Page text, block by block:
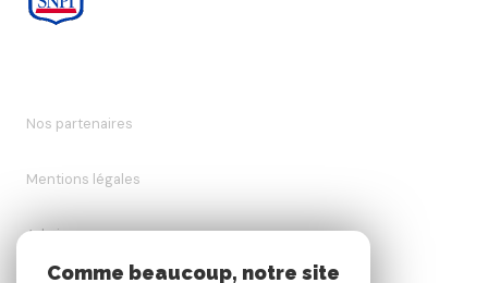
Nos partenaires
Mentions légales
Admin
Comme beaucoup, notre site